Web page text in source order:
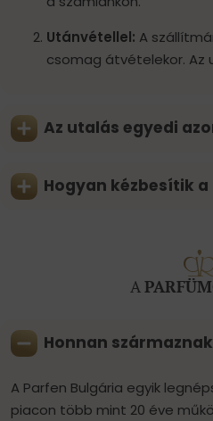
Utánvétellel: A
csomag átvételekor.
Az utalás egyedi
Hogyan kézbesítik
A
Honnan
A Parfen Bulgária egyik
piacon több mint 20 éve